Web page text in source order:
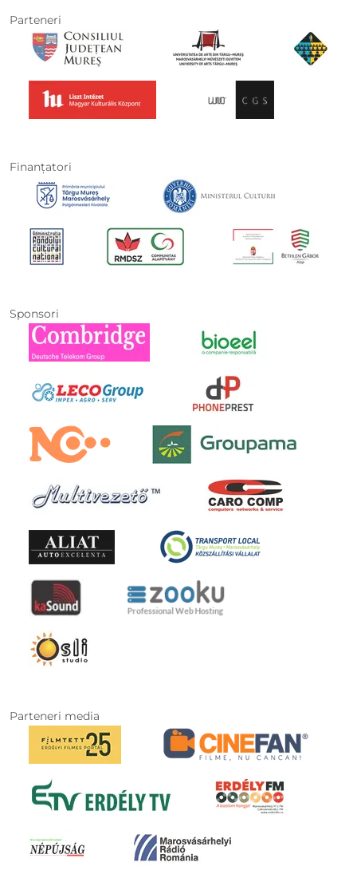
Parteneri
Finanţatori
Sponsori
Parteneri media